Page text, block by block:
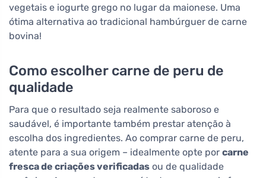
vegetais e iogurte grego no lugar da maionese. Uma
ótima alternativa ao tradicional hambúrguer de carne
bovina!
Como escolher carne de peru de
qualidade
Para que o resultado seja realmente saboroso e
saudável, é importante também prestar atenção à
escolha dos ingredientes. Ao comprar carne de peru,
atente para a sua origem – idealmente opte por carne
fresca de criações verificadas ou de qualidade